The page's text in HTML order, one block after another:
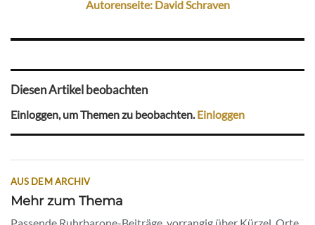
Autorenseite: David Schraven
Diesen Artikel beobachten
Einloggen, um Themen zu beobachten.Einloggen
AUS DEM ARCHIV
Mehr zum Thema